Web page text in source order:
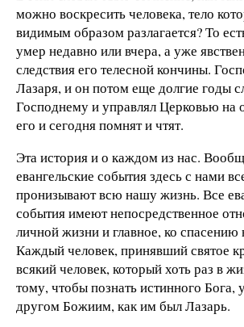
можно воскресить человека, тело
видимым образом разлагается? То
умер недавно или вчера, а уже
следствия его телесной кончины.
Лазаря, и он потом еще долгие годы
Господнему и управлял Церковью на
его и сегодня помнят и чтят.
Эта история и о каждом из нас.
евангельские события здесь с нами
пронизывают всю нашу жизнь. Все
события имеют непосредственное
личной жизни и главное, ко
Каждый человек, принявший святое
всякий человек, который хоть раз в
тому, чтобы познать истинного Бога,
другом Божиим, как им был Лазарь.